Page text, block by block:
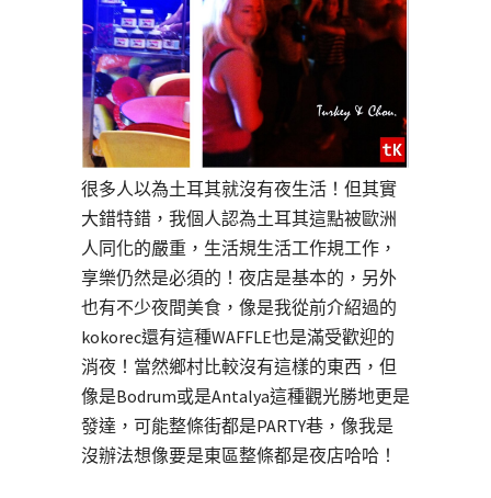
很多人以為土耳其就沒有夜生活！但其實
大錯特錯，我個人認為土耳其這點被歐洲
人同化的嚴重，生活規生活工作規工作，
享樂仍然是必須的！夜店是基本的，另外
也有不少夜間美食，像是我從前介紹過的
kokorec還有這種WAFFLE也是滿受歡迎的
消夜！當然鄉村比較沒有這樣的東西，但
像是Bodrum或是Antalya這種觀光勝地更是
發達，可能整條街都是PARTY巷，像我是
沒辦法想像要是東區整條都是夜店哈哈！